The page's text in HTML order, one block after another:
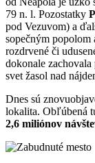
79 n. l. Pozostatky
pod Vezuvom) a
sopečným
rozdrvené či
dokonale
svet žasol nad
Dnes sú
lokalita. Obľúbená
2,6 miliónov